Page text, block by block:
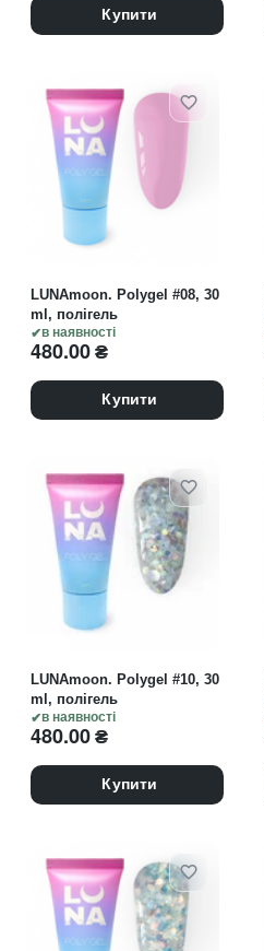
Купити
в наявності
LUNAmoon. Polygel #08, 30
ml, полігель
480.00₴
Купити
в наявності
LUNAmoon. Polygel #10, 30
ml, полігель
480.00₴
Купити